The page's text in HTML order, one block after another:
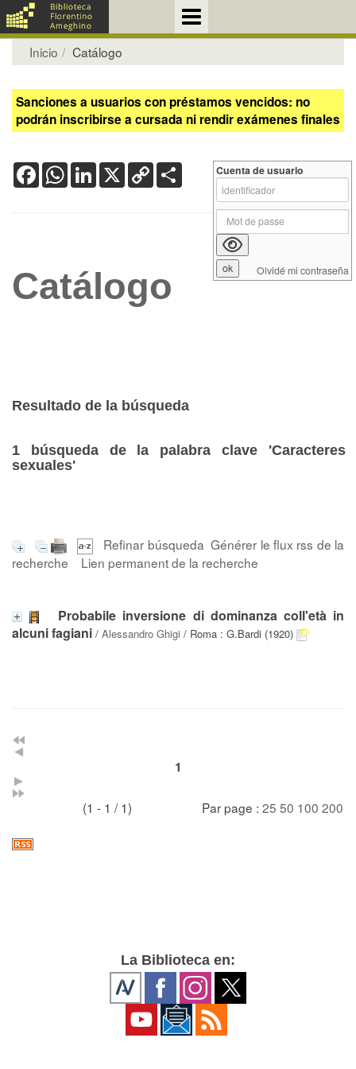
Inicio Catálogo
Sanciones a usuarios con préstamos vencidos: no
podrán inscribirse a cursada ni rendir exámenes finales
FacebookWhatsApp
LinkedIn
X Copy
Link
Catálogo
Resultado de la búsqueda
1 búsqueda de la palabra clave 'Caracteres
sexuales'
Refinar búsqueda Générer le flux rss de la
recherche
Lien permanent de la recherche
Probabile inversione di dominanza coll'età in
alcuni fagiani / Alessandro Ghigi / Roma : G.Bardi (1920)
1
(1 - 1 / 1) Par page : 25 50 100 200
Cuenta de usuario
Olvidé mi contraseña
La Biblioteca en: